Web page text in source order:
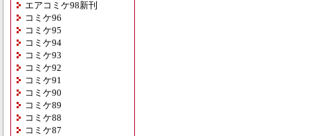
エアコミケ98新刊
コミケ96
コミケ95
コミケ94
コミケ93
コミケ92
コミケ91
コミケ90
コミケ89
コミケ88
コミケ87